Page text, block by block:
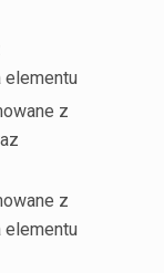
elementu
z
z
elementu